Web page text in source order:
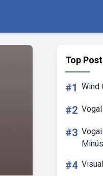
Top Post
#1 Wind
#2
#3
#4